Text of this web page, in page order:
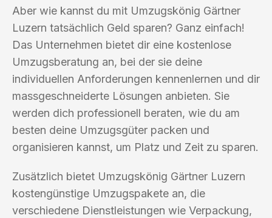
Aber wie kannst du mit Umzugskönig Gärtner
Luzern tatsächlich Geld sparen? Ganz einfach!
Das Unternehmen bietet dir eine kostenlose
Umzugsberatung an, bei der sie deine
individuellen Anforderungen kennenlernen und dir
massgeschneiderte Lösungen anbieten. Sie
werden dich professionell beraten, wie du am
besten deine Umzugsgüter packen und
organisieren kannst, um Platz und Zeit zu sparen.
Zusätzlich bietet Umzugskönig Gärtner Luzern
kostengünstige Umzugspakete an, die
verschiedene Dienstleistungen wie Verpackung,